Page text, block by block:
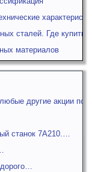
сталей. Где купить
материалов
другие акции по
станок 7А210.…